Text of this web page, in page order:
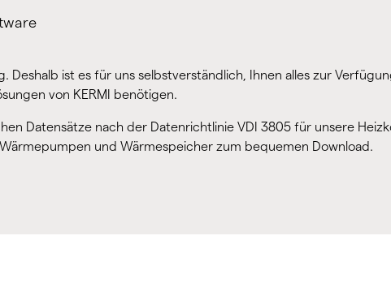
Deshalb ist es für uns selbstverständlich, Ihnen alles zur
von KERMI benötigen.
Datensätze nach der Datenrichtlinie VDI 3805 für unsere
und Wärmespeicher zum bequemen Download.